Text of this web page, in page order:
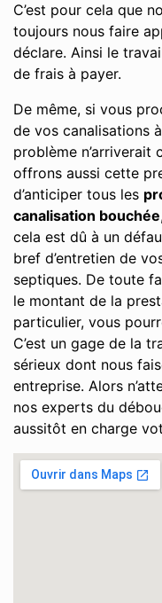
C’est pour cela que
toujours nous faire
déclare. Ainsi le
de frais à payer.
De même, si vous
de vos canalisations
problème n’arriverait
offrons aussi cette
d’anticiper tous les
canalisation bouchée
cela est dû à un
bref d’entretien de
septiques. De toute
le montant de la
particulier, vous
C’est un gage de la
sérieux dont nous
entreprise. Alors
nos experts du
aussitôt en charge